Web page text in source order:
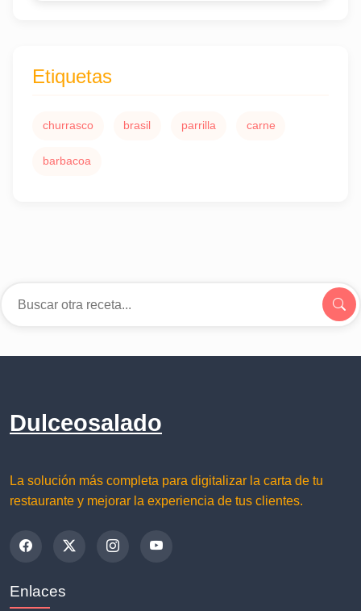
Etiquetas
churrasco brasil parrilla carne
barbacoa
Dulceosalado
La solución más completa para digitalizar la carta de tu
restaurante y mejorar la experiencia de tus clientes.
Enlaces